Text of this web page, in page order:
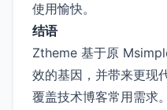
使用愉快。
结语
Ztheme 基于原
效的基因，并带来更现
覆盖技术博客常用需求